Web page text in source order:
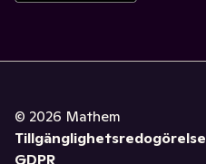
© 2026 Mathem
Tillgänglighetsredogörelse
GDPR